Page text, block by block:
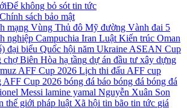
Để không bỏ sót tin tức
Chính sách bảo mật
mạng Vùng Thủ đô Mỹ đường Vành đai 5
nghiệp Campuchia Iran Luật Kiến trúc Oman
đại biểu Quốc hội năm Ukraine ASEAN Cup
chợ Biên Hòa hạ tầng dự án đầu tư xây dựng
AFF Cup 2026 Lịch thi đấu AFF cup
AFF Cup 2026 bóng đá báo bóng đá bóng đá
Messi lamine yamal Nguyễn Xuân Son
thế giới pháp luật Xã hội tin bão tin tức giá